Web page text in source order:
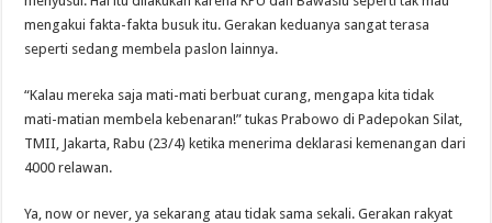
mengakui fakta-fakta busuk itu. Gerakan keduanya sangat terasa
seperti sedang membela paslon lainnya.
“Kalau mereka saja mati-mati berbuat curang, mengapa kita tidak
mati-matian membela kebenaran!” tukas Prabowo di Padepokan Silat,
TMII, Jakarta, Rabu (23/4) ketika menerima deklarasi kemenangan dari
4000 relawan.
Ya, now or never, ya sekarang atau tidak sama sekali. Gerakan rakyat